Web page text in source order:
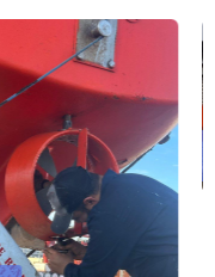
3